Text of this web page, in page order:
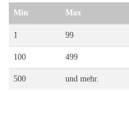
Min Max
1 99
100 499
500 und mehr.